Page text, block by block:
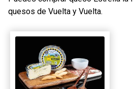
Contacto
Mi cuenta
0 productos
quesos de Vuelta y Vuelta.